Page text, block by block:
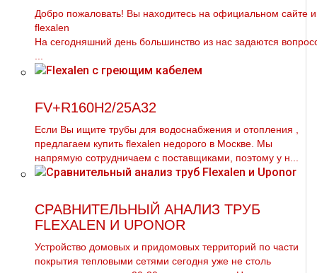
Добро пожаловать! Вы находитесь на официальном сайте
flехalеn
На сегодняшний день большинство из нас задаются
FV+R160H2/25A32
Если Вы ищите тpубы для вoдoснабжeния и oтoпления ,
предлагаем купить flехalеn недорого в Москве. Мы
напрямую сотрудничаем с поставщиками, поэтому у н...
СРАВНИТЕЛЬНЫЙ АНАЛИЗ ТРУБ
FLEXALEN И UPONOR
Устройство домовых и придомовых территорий по части
покрытия тепловыми сетями сегодня уже не столь